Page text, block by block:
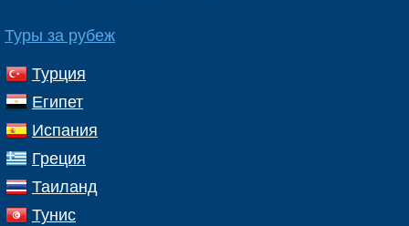
Туры за рубеж
Турция
Египет
Испания
Греция
Таиланд
Тунис